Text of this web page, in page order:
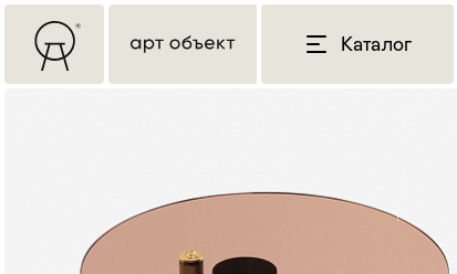
Каталог